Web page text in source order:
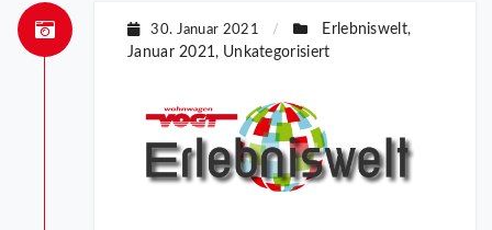
30. Januar 2021 / Erlebniswelt,
Januar 2021, Unkategorisiert